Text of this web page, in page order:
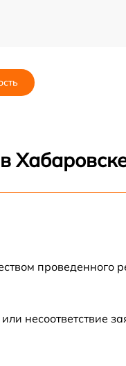
проведенного
несоответствие